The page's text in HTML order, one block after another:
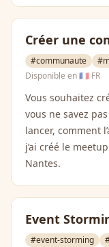
Créer une
#communaute
Disponible en🇫🇷 FR
Vous souhaitez
vous ne savez
lancer, comment
j’ai créé le
Nantes.
Event
#event-storming